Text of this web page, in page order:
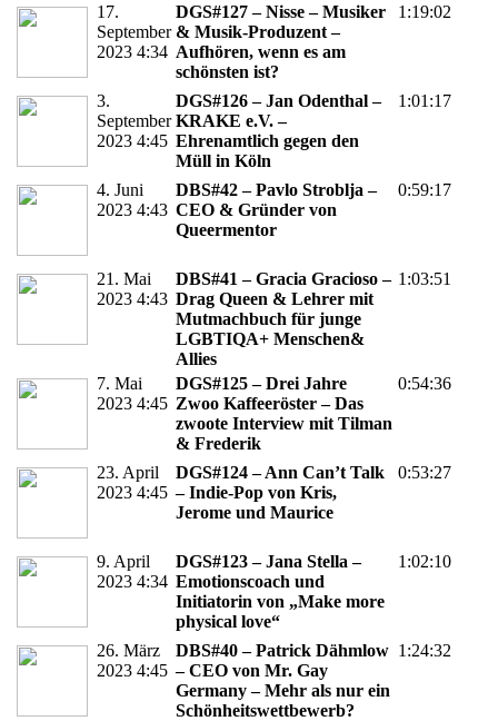
17.
September
2023 4:34
DGS#127 – Nisse – Musiker
& Musik-Produzent –
Aufhören, wenn es am
schönsten ist?
1:19:02
3.
September
2023 4:45
DGS#126 – Jan Odenthal –
KRAKE e.V. –
Ehrenamtlich gegen den
Müll in Köln
1:01:17
4. Juni
2023 4:43
DBS#42 – Pavlo Stroblja –
CEO & Gründer von
Queermentor
0:59:17
21. Mai
2023 4:43
DBS#41 – Gracia Gracioso –
Drag Queen & Lehrer mit
Mutmachbuch für junge
LGBTIQA+ Menschen&
Allies
1:03:51
7. Mai
2023 4:45
DGS#125 – Drei Jahre
Zwoo Kaffeeröster – Das
zwoote Interview mit Tilman
& Frederik
0:54:36
23. April
2023 4:45
DGS#124 – Ann Can’t Talk
– Indie-Pop von Kris,
Jerome und Maurice
0:53:27
9. April
2023 4:34
DGS#123 – Jana Stella –
Emotionscoach und
Initiatorin von „Make more
physical love“
1:02:10
26. März
2023 4:45
DBS#40 – Patrick Dähmlow
– CEO von Mr. Gay
Germany – Mehr als nur ein
Schönheitswettbewerb?
1:24:32